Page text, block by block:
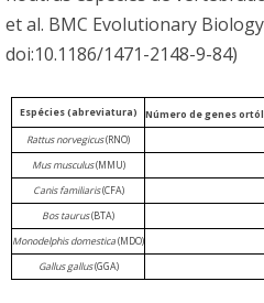
et al. BMC Evolutionary
doi:10.1186/1471-2148-9-84)
Espécies (abreviatura) Número de genes
Rattus norvegicus(RNO)
Mus musculus(MMU)
Canis familiaris(CFA)
Bos taurus(BTA)
Monodelphis domestica(MDO)
Gallus gallus(GGA)